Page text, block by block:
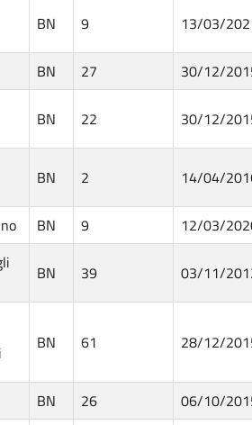
BN 9 13/03/
BN 27 30/12/
BN 22 30/12/
BN 2 14/04/
BN 9 12/03/
BN 39 03/11/
BN 61 28/12/
BN 26
06/10/